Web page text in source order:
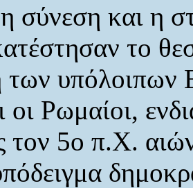
σύνεση και η
το
των
οι Ρωμαίοι,
τον 5ο π.Χ.